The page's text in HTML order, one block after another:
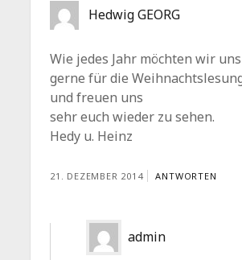
Hedwig GEORG
Wie jedes Jahr möchten wir
gerne für die
und freuen uns
sehr euch wieder zu sehen.
Hedy u. Heinz
21. DEZEMBER 2014 ANTWORTEN
admin